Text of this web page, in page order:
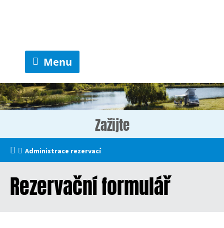
Menu
Zažijte
Administrace rezervací
Rezervační formulář